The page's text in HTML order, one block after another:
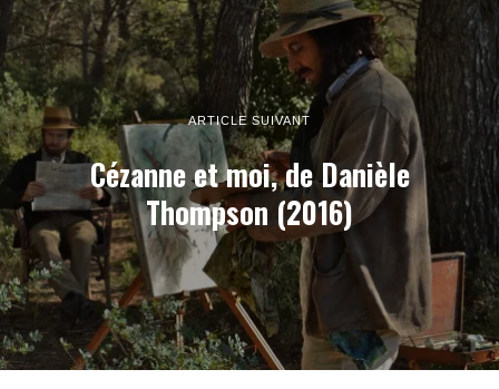
ARTICLE SUIVANT
Cézanne et moi, de Danièle
Thompson (2016)